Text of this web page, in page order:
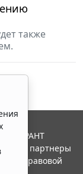
также
ГАРАНТ
и ее партнеры
правовой